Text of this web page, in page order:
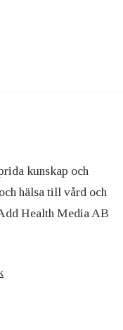
kunskap och
hälsa till vård och
Health Media AB